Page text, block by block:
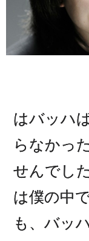
はバッハ
らなかっ
せんでし
は僕の中
も、バッ